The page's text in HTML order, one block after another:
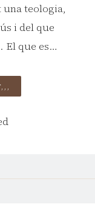
teologia,
i del que
El que es…
DE